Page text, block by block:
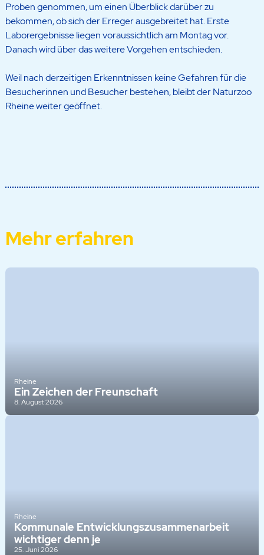
Proben genommen, um einen Überblick darüber zu
bekommen, ob sich der Erreger ausgebreitet hat. Erste
Laborergebnisse liegen voraussichtlich am Montag vor.
Danach wird über das weitere Vorgehen entschieden.
Weil nach derzeitigen Erkenntnissen keine Gefahren für die
Besucherinnen und Besucher bestehen, bleibt der Naturzoo
Rheine weiter geöffnet.
Mehr erfahren
Rheine
Ein Zeichen der Freunschaft
8. August 2026
Rheine
Kommunale Entwicklungszusammenarbeit
wichtiger denn je
25. Juni 2026